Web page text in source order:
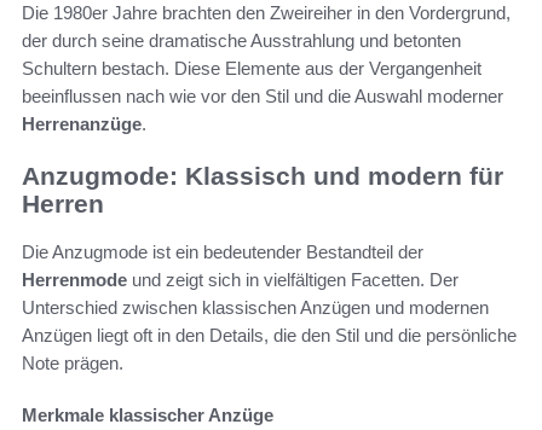
Die 1980er Jahre brachten den Zweireiher in den Vordergrund,
der durch seine dramatische Ausstrahlung und betonten
Schultern bestach. Diese Elemente aus der Vergangenheit
beeinflussen nach wie vor den Stil und die Auswahl moderner
Herrenanzüge.
Anzugmode: Klassisch und modern für
Herren
Die Anzugmode ist ein bedeutender Bestandteil der
Herrenmode und zeigt sich in vielfältigen Facetten. Der
Unterschied zwischen klassischen Anzügen und modernen
Anzügen liegt oft in den Details, die den Stil und die persönliche
Note prägen.
Merkmale klassischer Anzüge